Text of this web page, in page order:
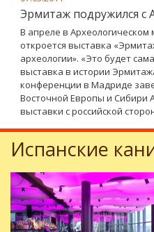
Эрмитаж подружился с
В апреле в Археологическом
откроется выставка
археологии». «Это будет
выставка в истории
конференции в Мадриде
Восточной Европы и Сибири
выставки с российской
Испанские